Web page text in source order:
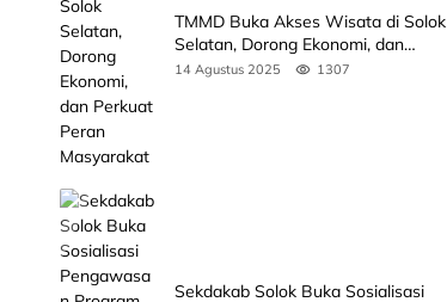
TMMD Buka Akses Wisata di Solok
Selatan, Dorong Ekonomi, dan
Perkuat Peran Masyarakat
14 Agustus 2025 1307
Sekdakab Solok Buka Sosialisasi